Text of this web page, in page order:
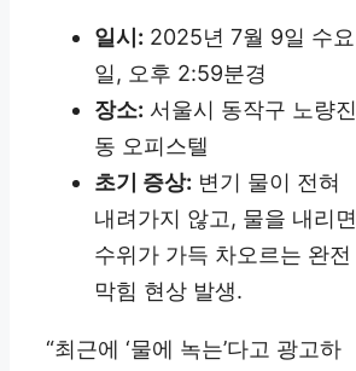
일시: 2025년 7월 9일 수요
일, 오후 2:59분경
장소: 서울시 동작구 노량진
동 오피스텔
초기 증상: 변기 물이 전혀
내려가지 않고, 물을 내리면
수위가 가득 차오르는 완전
막힘 현상 발생.
“최근에 ‘물에 녹는’다고 광고하